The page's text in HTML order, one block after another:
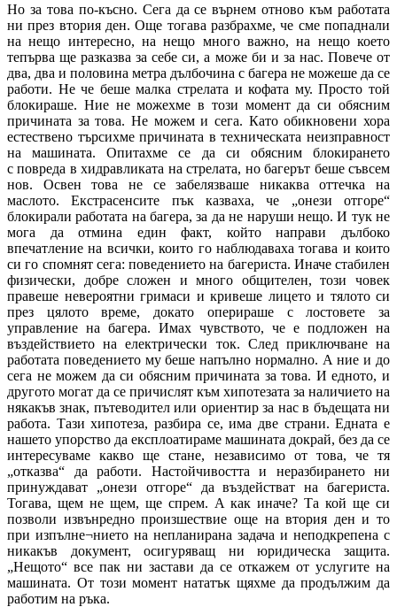
Но за това по-късно. Сега да се върнем отново към работата
ни през втория ден. Още тогава разбрахме, че сме попаднали
на нещо интересно, на нещо много важно, на нещо което
тепърва ще разказва за себе си, а може би и за нас. Повече от
два, два и половина метра дълбочина с багера не можеше да се
работи. Не че беше малка стрелата и кофата му. Просто той
блокираше. Ние не можехме в този момент да си обясним
причината за това. Не можем и сега. Като обикновени хора
естествено търсихме причината в техническата неизправност
на машината. Опитахме се да си обясним блокирането
с повреда в хидравликата на стрелата, но багерът беше съвсем
нов. Освен това не се забелязваше никаква оттечка на
маслото. Екстрасенсите пък казваха, че „онези отгоре“
блокирали работата на багера, за да не наруши нещо. И тук не
мога да отмина един факт, който направи дълбоко
впечатление на всички, които го наблюдаваха тогава и които
си го спомнят сега: поведението на багериста. Иначе стабилен
физически, добре сложен и много общителен, този човек
правеше невероятни гримаси и кривеше лицето и тялото си
през цялото време, докато оперираше с лостовете за
управление на багера. Имах чувството, че е подложен на
въздействието на електрически ток. След приключване на
работата поведението му беше напълно нормално. А ние и до
сега не можем да си обясним причината за това. И едното, и
другото могат да се причислят към хипотезата за наличието на
някакъв знак, пътеводител или ориентир за нас в бъдещата ни
работа. Тази хипотеза, разбира се, има две страни. Едната е
нашето упорство да експлоатираме машината докрай, без да се
интересуваме какво ще стане, независимо от това, че тя
„отказва“ да работи. Настойчивостта и неразбирането ни
принуждават „онези отгоре“ да въздействат на багериста.
Тогава, щем не щем, ще спрем. А как иначе? Та кой ще си
позволи извънредно произшествие още на втория ден и то
при изпълне¬нието на непланирана задача и неподкрепена с
никакъв документ, осигуряващ ни юридическа защита.
„Нещото“ все пак ни застави да се откажем от услугите на
машината. От този момент нататък щяхме да продължим да
работим на ръка.